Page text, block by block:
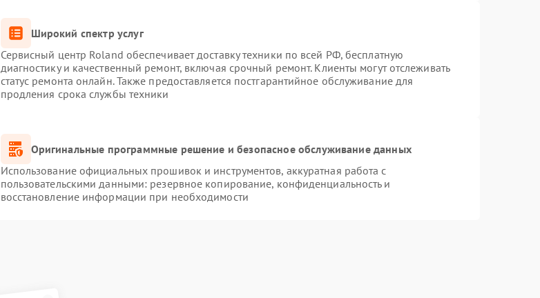
Широкий спектр услуг
Сервисный центр Roland обеспечивает доставку техники по всей РФ, бесплатную
диагностику и качественный ремонт, включая срочный ремонт. Клиенты могут отслеживать
статус ремонта онлайн. Также предоставляется постгарантийное обслуживание для
продления срока службы техники
Оригинальные программные решение и безопасное обслуживание данных
Использование официальных прошивок и инструментов, аккуратная работа с
пользовательскими данными: резервное копирование, конфиденциальность и
восстановление информации при необходимости